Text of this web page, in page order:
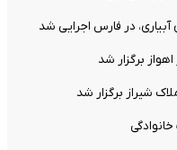
در فارس اجرایی شد
برگزار شد
شیراز برگزار شد